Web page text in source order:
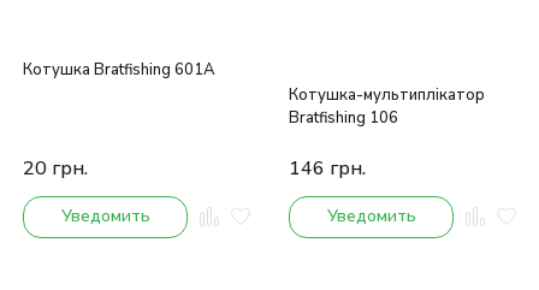
Котушка Bratfishing 601А
20 грн.
Уведомить
Котушка-мультиплікатор
Bratfishing 106
146 грн.
Уведомить